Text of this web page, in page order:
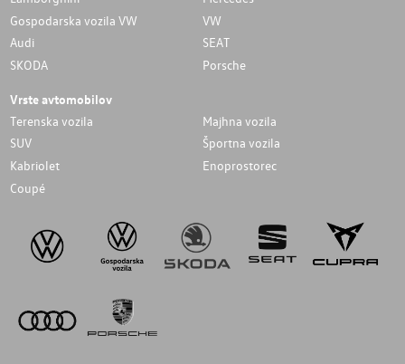
Gospodarska vozila VW
VW
Audi
SEAT
SKODA
Porsche
Vrste avtomobilov
Terenska vozila
Majhna vozila
SUV
Športna vozila
Kabriolet
Enoprostorec
Coupé